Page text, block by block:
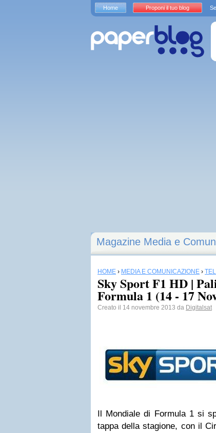
Magazine Media e
HOME › MEDIA E COMUNICAZIONE ›
Sky Sport F1 HD |
Formula 1 (14 - 17
Creato il 14 novembre 2013 da Digitalsat
Il Mondiale di Formula 1 si
tappa della stagione, con il
Home Proponi il tuo blog